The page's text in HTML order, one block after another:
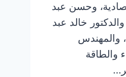
وحسن عبد
خالد عبد
والمهندس
والطاقة